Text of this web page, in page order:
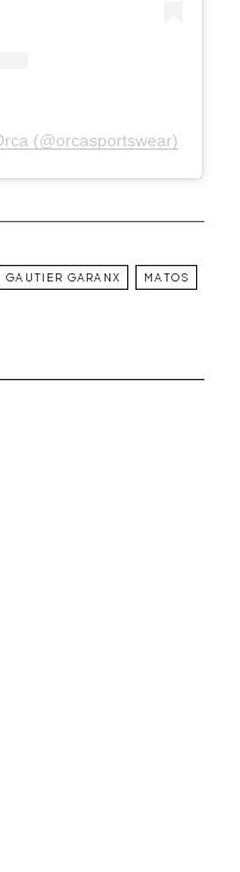
(@orcasportswear)
GAUTIER GARANX MATOS